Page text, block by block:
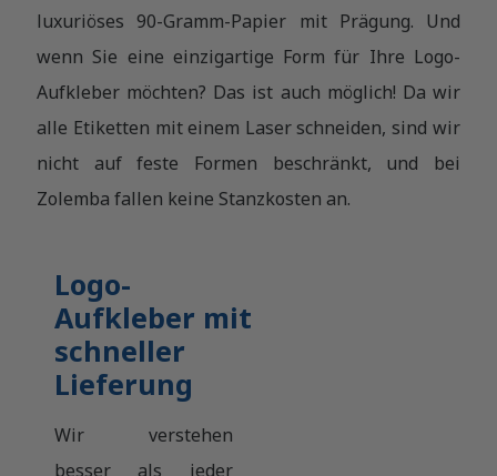
luxuriöses 90-Gramm-Papier mit Prägung. Und
wenn Sie eine einzigartige Form für Ihre Logo-
Aufkleber möchten? Das ist auch möglich! Da wir
alle Etiketten mit einem Laser schneiden, sind wir
nicht auf feste Formen beschränkt, und bei
Zolemba fallen keine Stanzkosten an.
Logo-
Aufkleber mit
schneller
Lieferung
Wir verstehen
besser als jeder